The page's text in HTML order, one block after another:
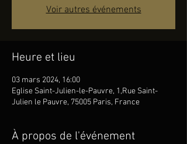
Voir autres événements
Heure et lieu
03 mars 2024, 16:00
Eglise Saint-Julien-le-Pauvre, 1,Rue Saint-
Julien le Pauvre, 75005 Paris, France
À propos de l'événement